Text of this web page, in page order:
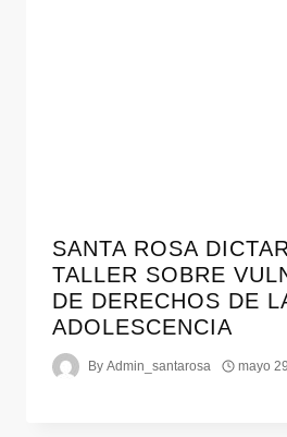
SANTA ROSA
TALLER SOBRE
DE DERECHOS DE
ADOLESCENCIA
By Admin_santarosa mayo